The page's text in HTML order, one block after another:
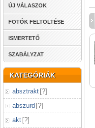
ÚJ VÁLASZOK
FOTÓK FELTÖLTÉSE
ISMERTETŐ
SZABÁLYZAT
KATEGÓRIÁK
absztrakt [?]
abszurd [?]
akt [?]